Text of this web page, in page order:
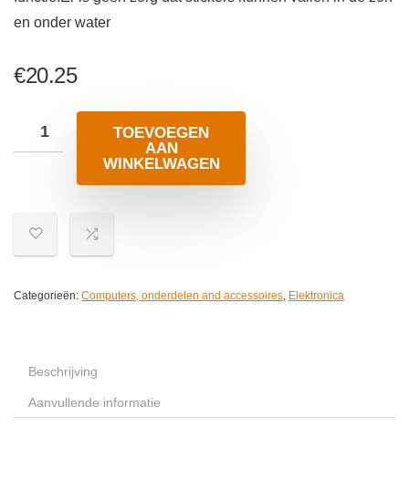
en onder water
€20.25
TOEVOEGEN
AAN
WINKELWAGEN
Categorieën: Computers, onderdelen and accessoires, Elektronica
Beschrijving
Aanvullende informatie